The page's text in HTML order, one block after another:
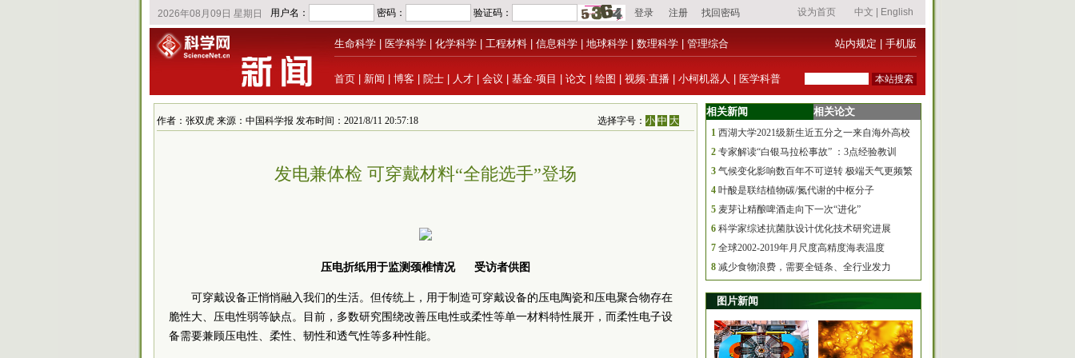
生命科学 医学科学 化学科学 工程材料 信息科学 地球科学 数理科学 管理综合 站内规定 手机版
首页 新闻 博客 院士 人才 会议 基金·项目 论文 绘图 视频·直播 小柯机器人 医学科普
作者：张双虎 来源：中国科学报 发布时间：2021/8/11 20:57:18 选择字号：小 中 大
发电兼体检 可穿戴材料“全能选手”登场
压电折纸用于监测颈椎情况 受访者供图
可穿戴设备正悄悄融入我们的生活。但传统上，用于制造可穿戴设备的压电陶瓷和压电聚合物存在
脆性大、压电性弱等缺点。目前，多数研究围绕改善压电性或柔性等单一材料特性展开，而柔性电子设
备需要兼顾压电性、柔性、韧性和透气性等多种性能。
相关新闻 相关论文
1 西湖大学2021级新生近五分之一来自海外高校
2 专家解读“白银马拉松事故” ：3点经验教训
3 气候变化影响数百年不可逆转 极端天气更频繁
4 叶酸是联结植物碳/氮代谢的中枢分子
5 麦芽让精酿啤酒走向下一次“进化”
6 科学家综述抗菌肽设计优化技术研究进展
7 全球2002-2019年月尺度高精度海表温度
8 减少食物浪费，需要全链条、全行业发力
图片新闻